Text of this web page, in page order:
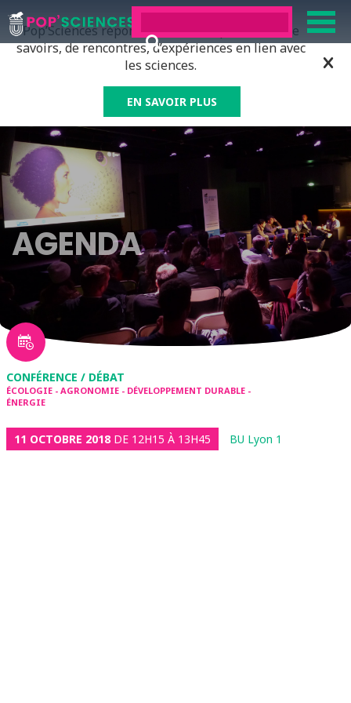
Pop’Sciences répond à tous ceux qui ont soif de
savoirs, de rencontres, d’expériences en lien avec
les sciences.
EN SAVOIR PLUS
AGENDA
CONFÉRENCE / DÉBAT
ÉCOLOGIE - AGRONOMIE - DÉVELOPPEMENT DURABLE -
ÉNERGIE
11 OCTOBRE 2018DE 12H15 À 13H45 BU Lyon 1